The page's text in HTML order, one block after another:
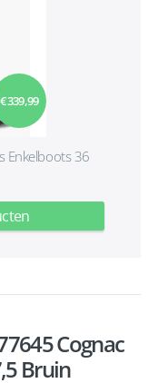
€ 339,99
Enkelboots 36
Cognac
Bruin